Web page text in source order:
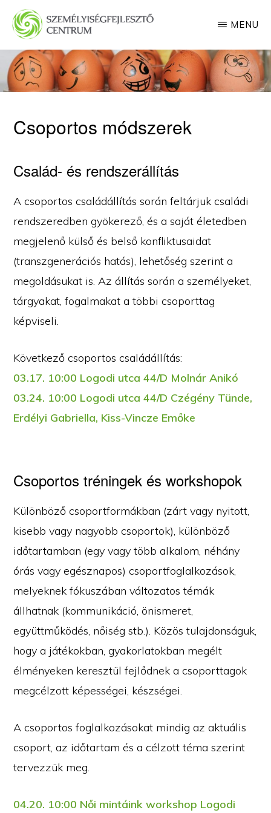
Skip
main
content
SZEMÉLYISÉGFEJLESZTŐ
CENTRUM
MENU
Csoportos módszerek
Család- és rendszerállítás
A csoportos családállítás során feltárjuk családi
rendszeredben gyökerező, és a saját életedben
megjelenő külső és belső konfliktusaidat
(transzgenerációs hatás), lehetőség szerint a
megoldásukat is. Az állítás során a személyeket,
tárgyakat, fogalmakat a többi csoporttag
képviseli.
Következő csoportos családállítás:
03.17. 10:00 Logodi utca 44/D Molnár Anikó
03.24. 10:00 Logodi utca 44/D Czégény Tünde,
Erdélyi Gabriella, Kiss-Vincze Emőke
Csoportos tréningek és workshopok
Különböző csoportformákban (zárt vagy nyitott,
kisebb vagy nagyobb csoportok), különböző
időtartamban (egy vagy több alkalom, néhány
órás vagy egésznapos) csoportfoglalkozások,
melyeknek fókuszában változatos témák
állhatnak (kommunikáció, önismeret,
együttműködés, nőiség stb.). Közös tulajdonságuk,
hogy a játékokban, gyakorlatokban megélt
élményeken keresztül fejlődnek a csoporttagok
megcélzott képességei, készségei.
A csoportos foglalkozásokat mindig az aktuális
csoport, az időtartam és a célzott téma szerint
tervezzük meg.
04.20. 10:00 Női mintáink workshop Logodi